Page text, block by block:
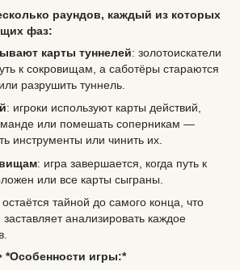
раундов, каждый из которых
фаз:
карты туннелей: золотоискатели
к сокровищам, а саботёры стараются
разрушить туннель.
: игроки используют карты действий,
или помешать соперникам —
инструменты или чинить их.
: игра завершается, когда путь к
или все карты сыграны.
тайной до самого конца, что
анализировать каждое
*Особенности игры:*